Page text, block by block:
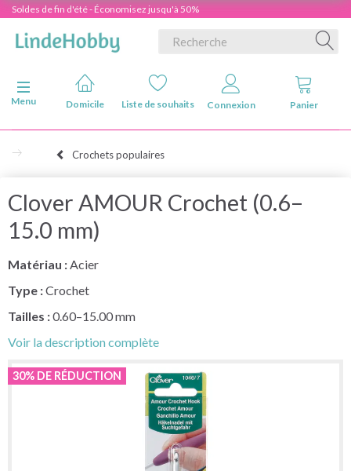
Soldes de fin d'été - Économisez jusqu'à 50%
Basculer la navigation
Menu
Domicile Liste de souhaits Connexion Panier
Crochets populaires
Clover AMOUR Crochet (0.6–
15.0 mm)
Matériau : Acier
Type :Crochet
Tailles :0.60–15.00 mm
Voir la description complète
30% DE RÉDUCTION